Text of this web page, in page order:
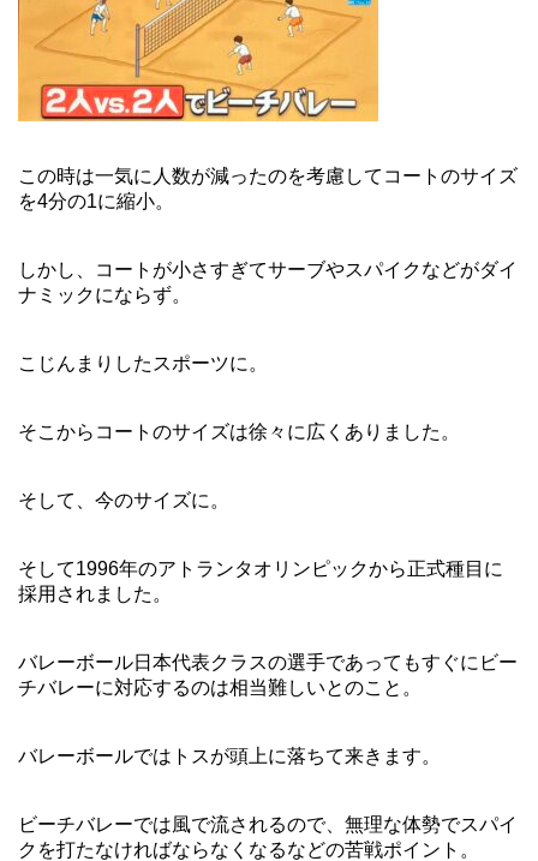
この時は一気に人数が減ったのを考慮してコートのサイズ
を4分の1に縮小。
しかし、コートが小さすぎてサーブやスパイクなどがダイ
ナミックにならず。
こじんまりしたスポーツに。
そこからコートのサイズは徐々に広くありました。
そして、今のサイズに。
そして1996年のアトランタオリンピックから正式種目に
採用されました。
バレーボール日本代表クラスの選手であってもすぐにビー
チバレーに対応するのは相当難しいとのこと。
バレーボールではトスが頭上に落ちて来きます。
ビーチバレーでは風で流されるので、無理な体勢でスパイ
クを打たなければならなくなるなどの苦戦ポイント。